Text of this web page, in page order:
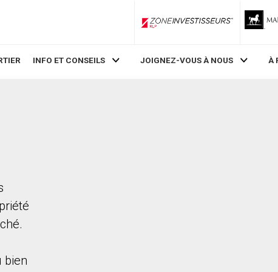
ZoneInvestisseurs RLP
INFO ET CONSEILS JOIGNEZ-VOUS À NOUS À